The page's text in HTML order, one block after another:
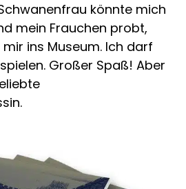
könnte mich
mein Frauchen probt,
ins Museum. Ich darf
Großer Spaß! Aber